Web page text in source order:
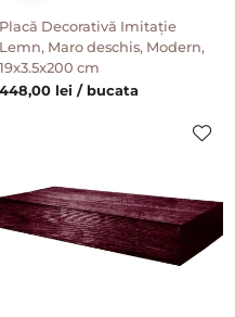
Placă Decorativă Imitație
Lemn, Maro deschis, Modern,
19x3.5x200 cm
448,00 lei / bucata